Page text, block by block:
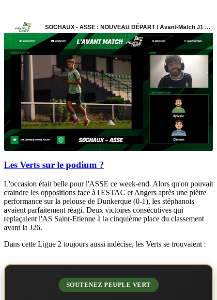
Les Verts sur le podium ?
L'occasion était belle pour l'ASSE ce week-end. Alors qu'on pouvait
craindre les oppositions face à l'ESTAC et Angers après une piètre
performance sur la pelouse de Dunkerque (0-1), les stéphanois
avaient parfaitement réagi. Deux victoires consécutives qui
replaçaient l'AS Saint-Etienne à la cinquième place du classement
avant la J26.
Dans cette Ligue 2 toujours aussi indécise, les Verts se trouvaient :
SOUTENEZ PEUPLE VERT